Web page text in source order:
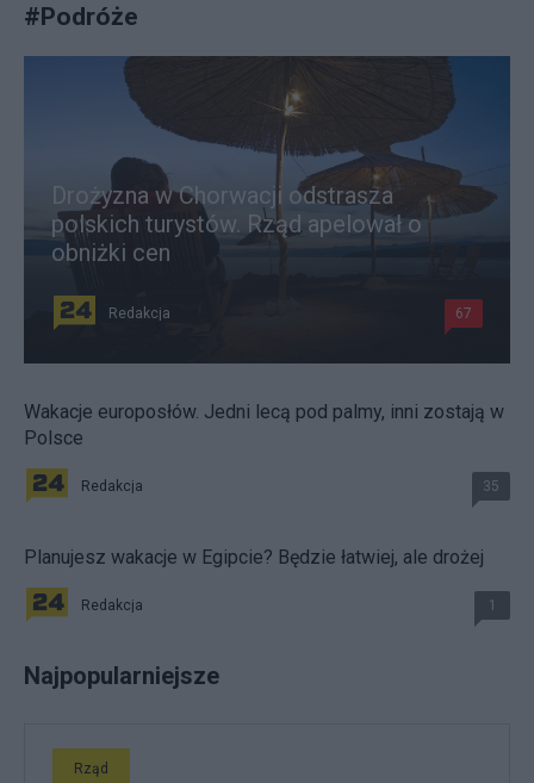
#Podróże
Drożyzna w Chorwacji odstrasza
polskich turystów. Rząd apelował o
obniżki cen
Redakcja 67
Wakacje europosłów. Jedni lecą pod palmy, inni zostają w
Polsce
Redakcja 35
Planujesz wakacje w Egipcie? Będzie łatwiej, ale drożej
Redakcja 1
Najpopularniejsze
Rząd